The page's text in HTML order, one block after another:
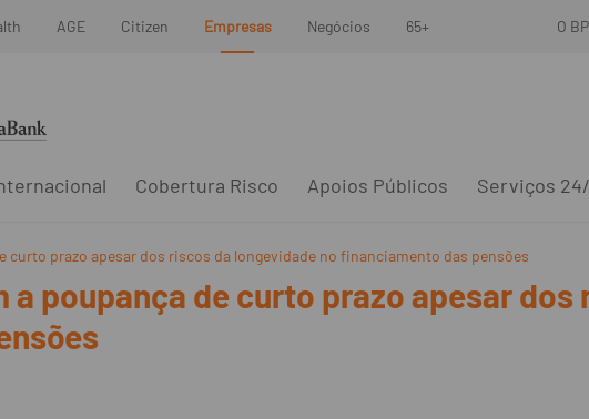
AGE Citizen Empresas Negócios 65+ O
Cobertura Risco Apoios Públicos Serviços
curto prazo apesar dos riscos da longevidade no financiamento das pensões
poupança de curto prazo apesar